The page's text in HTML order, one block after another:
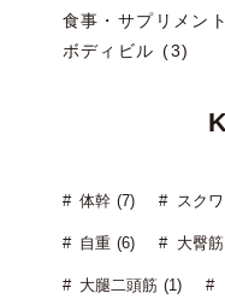
食事・サプリメン
ボディビル (3)
体幹 (7) スク
自重 (6) 大臀
大腿二頭筋 (1)